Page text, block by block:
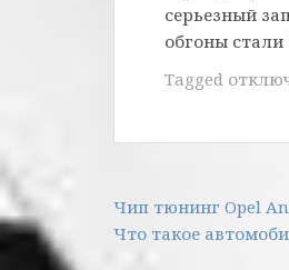
серьезный
обгоны стали
Tagged
по
Чип тюнинг Opel
Что такое